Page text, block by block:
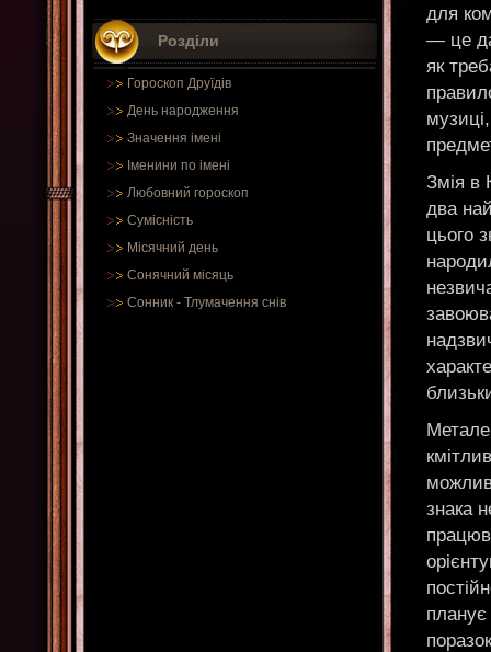
Розділи
Гороскоп Друїдів
День народження
Значення імені
Іменини по імені
Любовний гороскоп
Сумісність
Місячний день
Сонячний місяць
Сонник - Тлумачення снів
для
— це
як
Змія в
два
цього
знака
планує